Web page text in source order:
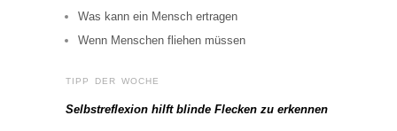
Was kann ein Mensch ertragen
Wenn Menschen fliehen müssen
TIPP DER WOCHE
Selbstreflexion hilft blinde Flecken zu erkennen